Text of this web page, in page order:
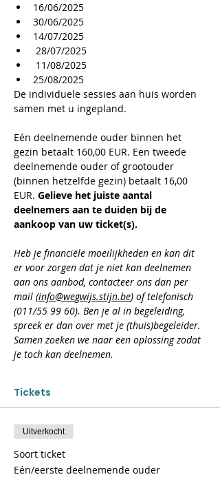
16/06/2025
30/06/2025
14/07/2025
28/07/2025
11/08/2025
25/08/2025
De individuele sessies aan huis worden
samen met u ingepland.
Eén deelnemende ouder binnen het
gezin betaalt 160,00 EUR. Een tweede
deelnemende ouder of grootouder
(binnen hetzelfde gezin) betaalt 16,00
EUR. Gelieve het juiste aantal
deelnemers aan te duiden bij de
aankoop van uw ticket(s).
​Heb je financiële moeilijkheden en kan dit
er voor zorgen dat je niet kan deelnemen
aan ons aanbod, contacteer ons dan per
mail (info@wegwijs.stijn.be) of telefonisch
(011/55 99 60). Ben je al in begeleiding,
spreek er dan over met je (thuis)begeleider.
Samen zoeken we naar een oplossing zodat
je toch kan deelnemen.
Tickets
Uitverkocht
Soort ticket
Eén/eerste deelnemende ouder